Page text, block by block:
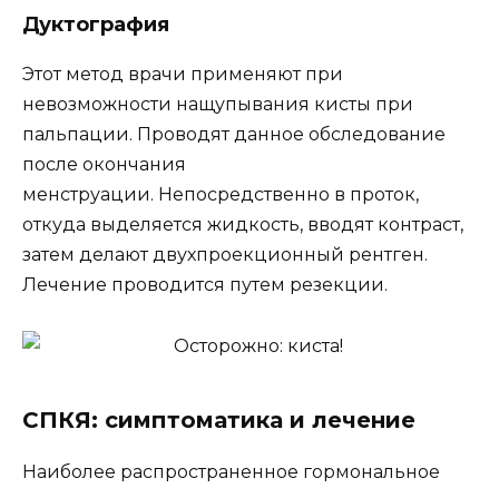
Дуктография
Этот метод врачи применяют при
невозможности нащупывания кисты при
пальпации. Проводят данное обследование
после окончания
менструации. Непосредственно в проток,
откуда выделяется жидкость, вводят контраст,
затем делают двухпроекционный рентген.
Лечение проводится путем резекции.
СПКЯ: симптоматика и лечение
Наиболее распространенное гормональное